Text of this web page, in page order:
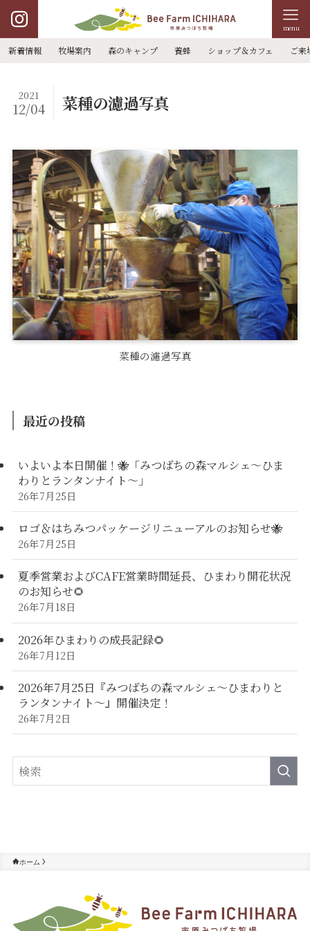
menu
新着情報 牧場案内 森のキャンプ 養蜂 ショップ＆カフェ ご来
菜種の濾過写真
2021
12/04
菜種の濾過写真
最近の投稿
いよいよ本日開催！🐝「みつばちの森マルシェ〜ひま
わりとランタンナイト〜」
26年7月25日
ロゴ＆はちみつパッケージリニューアルのお知らせ🐝
26年7月25日
夏季営業およびCAFE営業時間延長、ひまわり開花状況
のお知らせ🌻
26年7月18日
2026年ひまわりの成長記録🌻
26年7月12日
2026年7月25日『みつばちの森マルシェ～ひまわりと
ランタンナイト～』開催決定！
26年7月2日
ホーム